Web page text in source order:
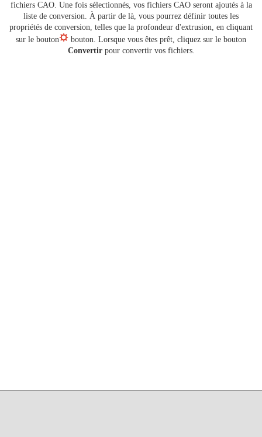
fichiers CAO. Une fois sélectionnés, vos fichiers CAO seront ajoutés à la
liste de conversion. À partir de là, vous pourrez définir toutes les
propriétés de conversion, telles que la profondeur d'extrusion, en cliquant
sur le bouton
bouton. Lorsque vous êtes prêt, cliquez sur le bouton
Convertirpour convertir vos fichiers.